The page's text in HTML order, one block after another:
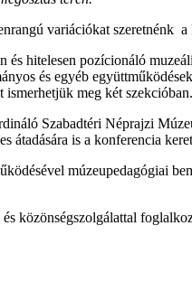
variációkat szeretnénk
és hitelesen pozícionáló
és egyéb
meg két szekcióban.
Szabadtéri Néprajzi
átadására is a konferencia
múzeupedagógiai
közönségszolgálattal